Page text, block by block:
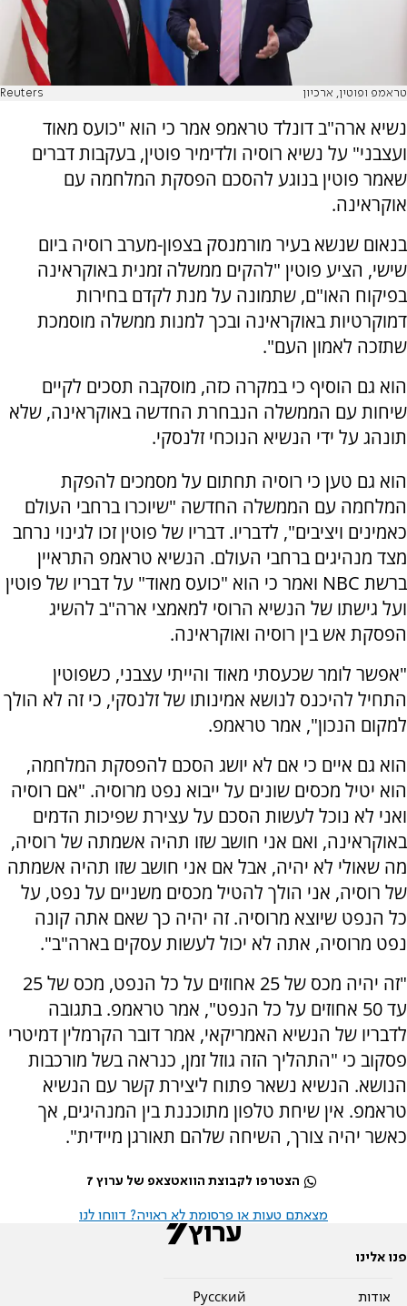
טראמפ ופוטין, ארכיון Reuters
נשיא ארה"ב דונלד טראמפ אמר כי הוא "כועס מאוד
ועצבני" על נשיא רוסיה ולדימיר פוטין, בעקבות דברים
שאמר פוטין בנוגע להסכם הפסקת המלחמה עם
אוקראינה.
בנאום שנשא בעיר מורמנסק בצפון-מערב רוסיה ביום
שישי, הציע פוטין "להקים ממשלה זמנית באוקראינה
בפיקוח האו"ם, שתמונה על מנת לקדם בחירות
דמוקרטיות באוקראינה ובכך למנות ממשלה מוסמכת
שתזכה לאמון העם".
הוא גם הוסיף כי במקרה כזה, מוסקבה תסכים לקיים
שיחות עם הממשלה הנבחרת החדשה באוקראינה, שלא
תונהג על ידי הנשיא הנוכחי זלנסקי.
הוא גם טען כי רוסיה תחתום על מסמכים להפקת
המלחמה עם הממשלה החדשה "שיוכרו ברחבי העולם
כאמינים ויציבים", לדבריו. דבריו של פוטין זכו לגינוי נרחב
מצד מנהיגים ברחבי העולם. הנשיא טראמפ התראיין
ברשת NBC ואמר כי הוא "כועס מאוד" על דבריו של פוטין
ועל גישתו של הנשיא הרוסי למאמצי ארה"ב להשיג
הפסקת אש בין רוסיה ואוקראינה.
"אפשר לומר שכעסתי מאוד והייתי עצבני, כשפוטין
התחיל להיכנס לנושא אמינותו של זלנסקי, כי זה לא הולך
למקום הנכון", אמר טראמפ.
הוא גם איים כי אם לא יושג הסכם להפסקת המלחמה,
הוא יטיל מכסים שונים על ייבוא נפט מרוסיה. "אם רוסיה
ואני לא נוכל לעשות הסכם על עצירת שפיכות הדמים
באוקראינה, ואם אני חושב שזו תהיה אשמתה של רוסיה,
מה שאולי לא יהיה, אבל אם אני חושב שזו תהיה אשמתה
של רוסיה, אני הולך להטיל מכסים משניים על נפט, על
כל הנפט שיוצא מרוסיה. זה יהיה כך שאם אתה קונה
נפט מרוסיה, אתה לא יכול לעשות עסקים בארה"ב".
"זה יהיה מכס של 25 אחוזים על כל הנפט, מכס של 25
עד 50 אחוזים על כל הנפט", אמר טראמפ. בתגובה
לדבריו של הנשיא האמריקאי, אמר דובר הקרמלין דמיטרי
פסקוב כי "התהליך הזה גוזל זמן, כנראה בשל מורכבות
הנושא. הנשיא נשאר פתוח ליצירת קשר עם הנשיא
טראמפ. אין שיחת טלפון מתוכננת בין המנהיגים, אך
כאשר יהיה צורך, השיחה שלהם תאורגן מיידית".
הצטרפו לקבוצת הוואטצאפ של ערוץ 7
מצאתם טעות או פרסומת לא ראויה? דווחו לנו
פנו אלינו
אודות
Pусский